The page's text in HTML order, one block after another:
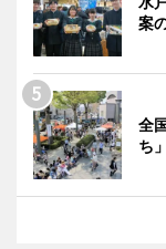
案
全
ち